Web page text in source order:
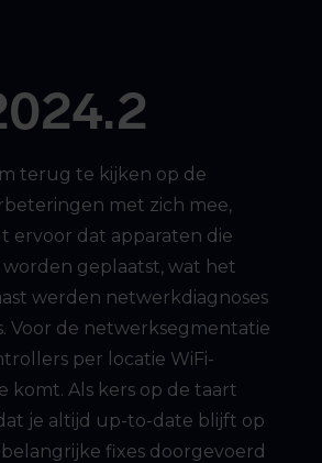
terug te kijken op de
met zich mee,
ervoor dat apparaten die
geplaatst, wat het
werden netwerkdiagnoses
Voor de netwerksegmentatie
per locatie WiFi-
komt. Als kers op de taart
je altijd up-to-date blijft op
fixes doorgevoerd